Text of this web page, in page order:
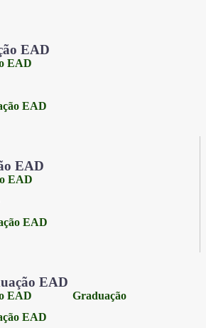
EAD
EAD
EAD
EAD
EAD
EAD
EAD
EAD
Graduação
EAD